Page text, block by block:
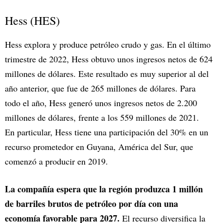
Hess (HES)
Hess explora y produce petróleo crudo y gas. En el último
trimestre de 2022, Hess obtuvo unos ingresos netos de 624
millones de dólares. Este resultado es muy superior al del
año anterior, que fue de 265 millones de dólares. Para
todo el año, Hess generó unos ingresos netos de 2.200
millones de dólares, frente a los 559 millones de 2021.
En particular, Hess tiene una participación del 30% en un
recurso prometedor en Guyana, América del Sur, que
comenzó a producir en 2019.
La compañía espera que la región produzca 1 millón
de barriles brutos de petróleo por día con una
economía favorable para 2027. El recurso diversifica la